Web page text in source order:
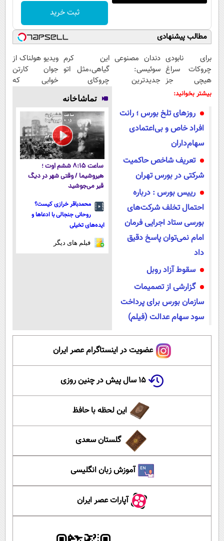
ثبت خرید
مطالب پیشنهادی
برای نابودی
چروکات سراغ
هیچی جز
جوانساز جلبک
دندان مصنوعی
سوئیسی:
جدیدترین
پرداخت قسطی
این کرم
گیاهی،مثل اتو
چروکای
پوستتوصاف
میکنه!50%تخفیف
ویدیو هولناک از
جوان کارتن
خوابی که
بیشتر بخوانید:
روز‌های تلخ بورس ؛ رانت
افراد خاص و بی‌اعتمادی
سهام‌داران
تعریف شاخص حاکمیت
شرکتی در بورس تهران
رییس بورس : درباره
احتمال تخلف شرکت‌های
بورسی ستاد اجرایی فرمان
امام نمی‌توان پاسخ دقیق
داد
سقوط آزاد روبل
گزارشی از تصمیمات
سازمان بورس برای پرداخت
سود سهام عدالت (فیلم)
تماشاخانه
ساعت ۸:۱۵ ششم اوت ؛
هیروشیما / وقتی شهر در دیگ
قیر می‌جوشید
محمدباقر خرازی کیست؟
روحانی جنجالی با ادعاها و
ایده‌های تخیلی
فیلم های دیگر
عضویت در اینستاگرام عصر ایران
۱۵ سال پیش در چنین روزی
این لحظه با حافظ
گلستان سعدی
آموزش زبان انگلیسی
آپارات عصر ایران